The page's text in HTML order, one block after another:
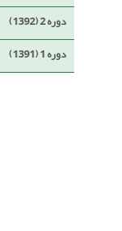
دوره 2 (1392)
دوره 1 (1391)